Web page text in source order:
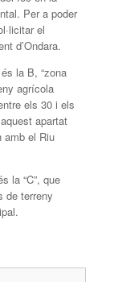
Per a poder
el
d’Ondara.
la B, “zona
agrícola
els 30 i els
apartat
amb el Riu
la “C”, que
de terreny